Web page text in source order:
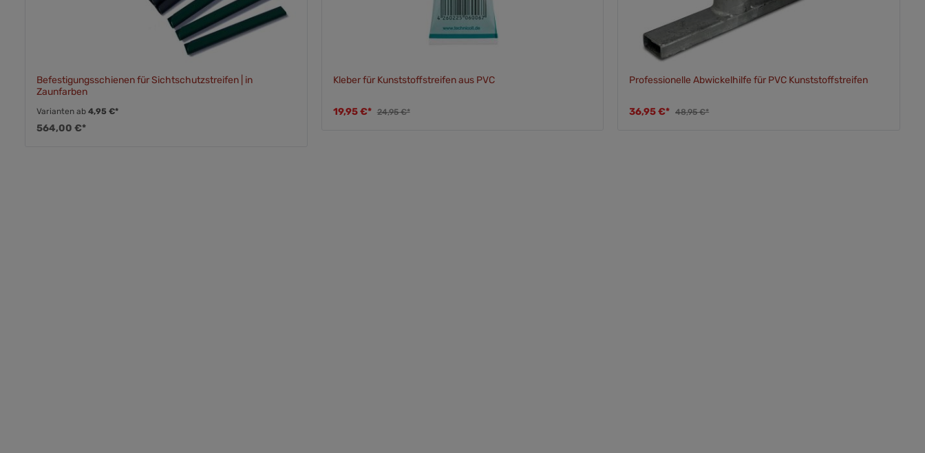
Befestigungsschienen für Sichtschutzstreifen | in
Zaunfarben
Varianten ab 4,95 €*
564,00 €*
Kleber für Kunststoffstreifen aus PVC
19,95 €* 24,95 €*
Professionelle Abwickelhilfe für PVC Kunststoffstreifen
36,95 €* 48,95 €*